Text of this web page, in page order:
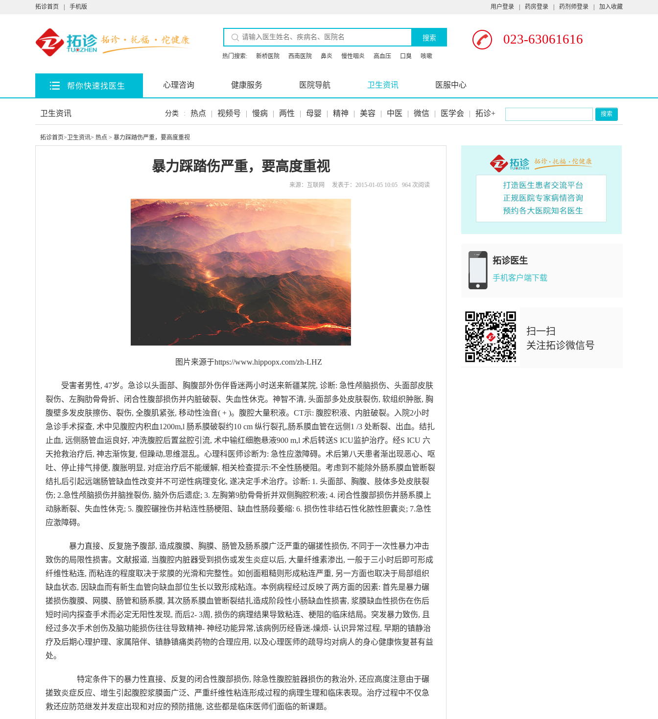
拓诊首页 手机版 用户登录 药房登录 药剂师登录 加入收藏
搜索 023-63061616
热门搜索: 新桥医院 西南医院 鼻炎 慢性咽炎 高血压 口臭 咳嗽
帮你快速找医生 心理咨询 健康服务 医院导航 卫生资讯 医服中心
卫生资讯 分类 : 热点 | 视频号 | 慢病 | 两性 | 母婴 | 精神 | 美容 | 中医 | 微信 | 医学会 | 拓诊+ 搜索
拓诊首页> 卫生资讯> 热点 > 暴力踩踏伤严重，要高度重视
暴力踩踏伤严重，要高度重视
来源：互联网 发表于：2015-01-05 10:05 964 次阅读
图片来源于https://www.hippopx.com/zh-LHZ
受害者男性, 47岁。急诊以头面部、胸腹部外伤伴昏迷两小时送来新疆某院, 诊断: 急性颅脑损伤、头面部皮肤
裂伤、左胸肋骨骨折、闭合性腹部损伤并内脏破裂、失血性休克。神智不清, 头面部多处皮肤裂伤, 软组织肿胀, 胸
腹壁多发皮肤擦伤、裂伤, 全腹肌紧张, 移动性浊音( + )。腹腔大量积液。CT示: 腹腔积液、内脏破裂。入院2小时
急诊手术探查, 术中见腹腔内积血1200m,l 肠系膜破裂约10 cm 纵行裂孔,肠系膜血管在远侧1 /3 处断裂、出血。结扎
止血, 远侧肠管血运良好, 冲洗腹腔后置盆腔引流, 术中输红细胞悬液900 m,l 术后转送S ICU监护治疗。经S ICU 六
天抢救治疗后, 神志渐恢复, 但躁动,思维混乱。心理科医师诊断为: 急性应激障碍。术后第八天患者渐出现恶心、呕
吐、停止排气排便, 腹胀明显, 对症治疗后不能缓解, 相关检查提示:不全性肠梗阻。考虑到不能除外肠系膜血管断裂
结扎后引起远端肠管缺血性改变并不可逆性病理变化, 遂决定手术治疗。诊断: 1. 头面部、胸腹、肢体多处皮肤裂
伤; 2.急性颅脑损伤并脑挫裂伤, 脑外伤后遗症; 3. 左胸第9肋骨骨折并双侧胸腔积液; 4. 闭合性腹部损伤并肠系膜上
动脉断裂、失血性休克; 5. 腹腔碾挫伤并粘连性肠梗阻、缺血性肠段萎缩: 6. 损伤性非结石性化脓性胆囊炎; 7.急性
应激障碍。
暴力直接、反复施予腹部, 造成腹膜、胸膜、肠管及肠系膜广泛严重的碾搓性损伤, 不同于一次性暴力冲击
致伤的局限性损害。文献报道, 当腹腔内脏器受到损伤或发生炎症以后, 大量纤维素渗出, 一般于三小时后即可形成
纤维性粘连, 而粘连的程度取决于浆膜的光滑和完整性。如创面粗糙则形成粘连严重, 另一方面也取决于局部组织
缺血状态, 因缺血而有新生血管向缺血部位生长以致形成粘连。本例病程经过反映了两方面的因素: 首先是暴力碾
搓损伤腹膜、网膜、肠管和肠系膜, 其次肠系膜血管断裂结扎造成阶段性小肠缺血性损害, 浆膜缺血性损伤在伤后
短时间内探查手术而必定无阳性发现, 而后2- 3周, 损伤的病理结果导致粘连、梗阻的临床结局。突发暴力致伤, 且
经过多次手术创伤及脑功能损伤往往导致精神- 神经功能异常,该病例历经昏迷-燥烦- 认识异常过程, 早期的镇静治
疗及后期心理护理、家属陪伴、镇静镇痛类药物的合理应用, 以及心理医师的疏导均对病人的身心健康恢复甚有益
处。
特定条件下的暴力性直接、反复的闭合性腹部损伤, 除急性腹腔脏器损伤的救治外, 还应高度注意由于碾
搓致炎症反应、增生引起腹腔浆膜面广泛、严重纤维性粘连形成过程的病理生理和临床表现。治疗过程中不仅急
救还应防范继发并发症出现和对应的预防措施, 这些都是临床医师们面临的新课题。
拓诊医生
手机客户端下载
扫一扫
关注拓诊微信号